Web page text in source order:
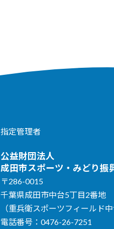
指定管理者
公益財団法人
成田市スポーツ・みどり振
〒286-0015
千葉県成田市中台5丁目2番地
（重兵衛スポーツフィールド中
電話番号：0476-26-7251